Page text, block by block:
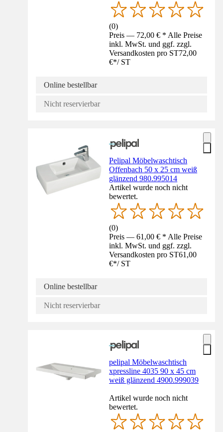
(0)
Preis — 72,00 € * Alle Preise
inkl. MwSt. und ggf. zzgl.
Versandkosten pro ST72,00
€*/ ST
Online bestellbar
Nicht reservierbar
Pelipal Möbelwaschtisch
Offenbach 50 x 25 cm weiß
glänzend 980.995014
Artikel wurde noch nicht
bewertet.
(0)
Preis — 61,00 € * Alle Preise
inkl. MwSt. und ggf. zzgl.
Versandkosten pro ST61,00
€*/ ST
Online bestellbar
Nicht reservierbar
pelipal Möbelwaschtisch
xpressline 4035 90 x 45 cm
weiß glänzend 4900.999039
Artikel wurde noch nicht
bewertet.